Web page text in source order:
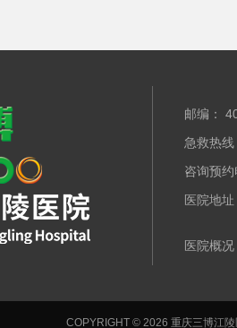
邮编：
急救热
咨询预
医院地
医院概况
COPYRIGHT © 2026 重庆三博江陵